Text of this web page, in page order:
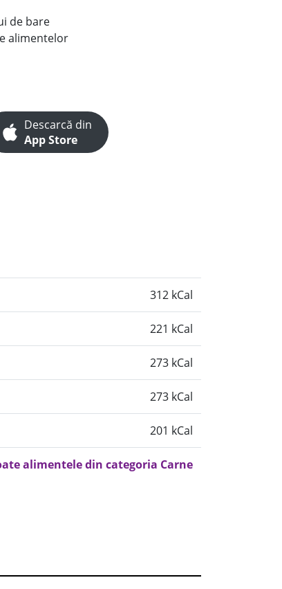
de bare
alimentelor
Descarcă din
App Store
312 kCal
221 kCal
273 kCal
273 kCal
201 kCal
alimentele din categoria Carne